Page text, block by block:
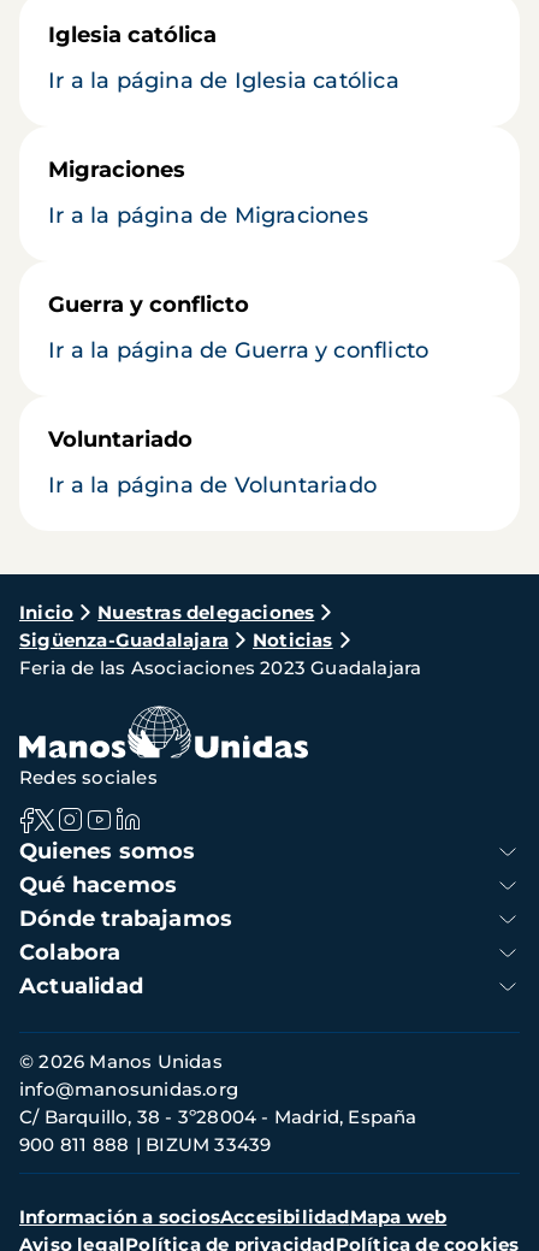
Iglesia católica
Ir a la página de Iglesia católica
Migraciones
Ir a la página de Migraciones
Guerra y conflicto
Ir a la página de Guerra y conflicto
Voluntariado
Ir a la página de Voluntariado
Ruta
de
navegación
Inicio
Nuestras delegaciones
Sigüenza-Guadalajara
Noticias
Feria de las Asociaciones 2023 Guadalajara
Navegación
principal
Quienes somos
Qué hacemos
Dónde trabajamos
Colabora
Actualidad
Redes sociales
Información
de
contacto
© 2026 Manos Unidas
C/ Barquillo, 38 - 3º28004 - Madrid, España
900 811 888
BIZUM 33439
info@manosunidas.org
Menú
secundario
Información a sociosAccesibilidadMapa web
Aviso legalPolítica de privacidadPolítica de cookies